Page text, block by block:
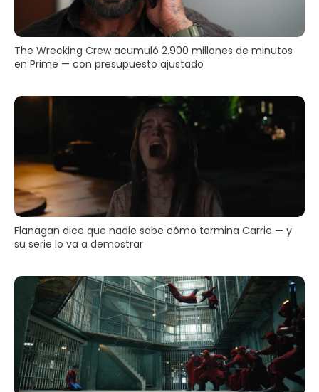
The Wrecking Crew acumuló 2.900 millones de minutos
en Prime — con presupuesto ajustado
Flanagan dice que nadie sabe cómo termina Carrie — y
su serie lo va a demostrar